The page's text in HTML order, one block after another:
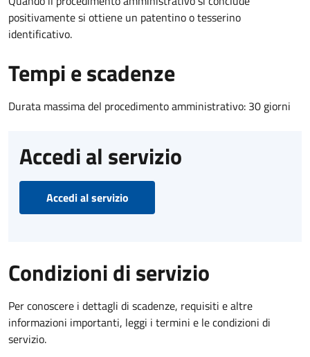
positivamente si ottiene un patentino o tesserino
identificativo.
Tempi e scadenze
Durata massima del procedimento amministrativo: 30 giorni
Accedi al servizio
Accedi al servizio
Condizioni di servizio
Per conoscere i dettagli di scadenze, requisiti e altre
informazioni importanti, leggi i termini e le condizioni di
servizio.